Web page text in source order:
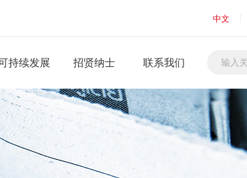
中文
持续发展 招贤纳士 联系我们